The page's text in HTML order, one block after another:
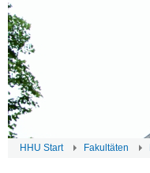
HHU Start Fakultäten